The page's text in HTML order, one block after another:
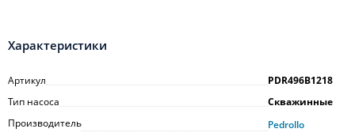
Характеристики
Артикул
PDR496B1218
Тип насоса
Скважинные
Производитель
Pedrollo